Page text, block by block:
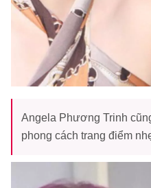
Angela Phương Trinh
phong cách trang điểm